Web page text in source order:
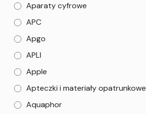
Aparaty cyfrowe
APC
Apgo
APLI
Apple
Apteczki i materiały opatrunkowe
Aquaphor